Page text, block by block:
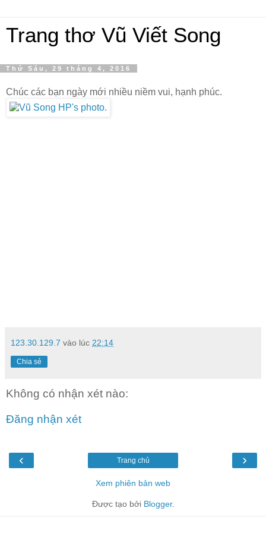
Trang thơ Vũ Viết Song
Thứ Sáu, 29 tháng 4, 2016
Chúc các bạn ngày mới nhiều niềm vui, hạnh phúc.
123.30.129.7 vào lúc 22:14
Chia sẻ
Không có nhận xét nào:
Đăng nhận xét
‹ ›
Trang chủ
Xem phiên bản web
Được tạo bởi Blogger.